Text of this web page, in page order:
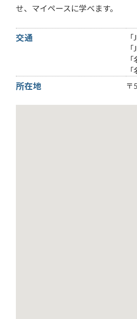
せ、マイペースに学べます。
交通
所在地 〒